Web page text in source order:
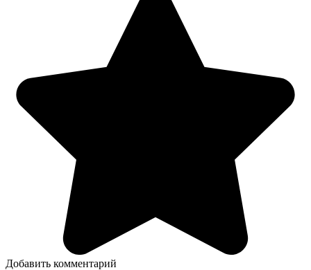
Добавить комментарий